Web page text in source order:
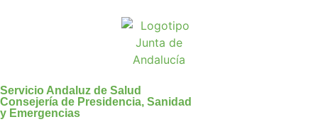
Servicio Andaluz de Salud
Consejería de Presidencia, Sanidad
y Emergencias